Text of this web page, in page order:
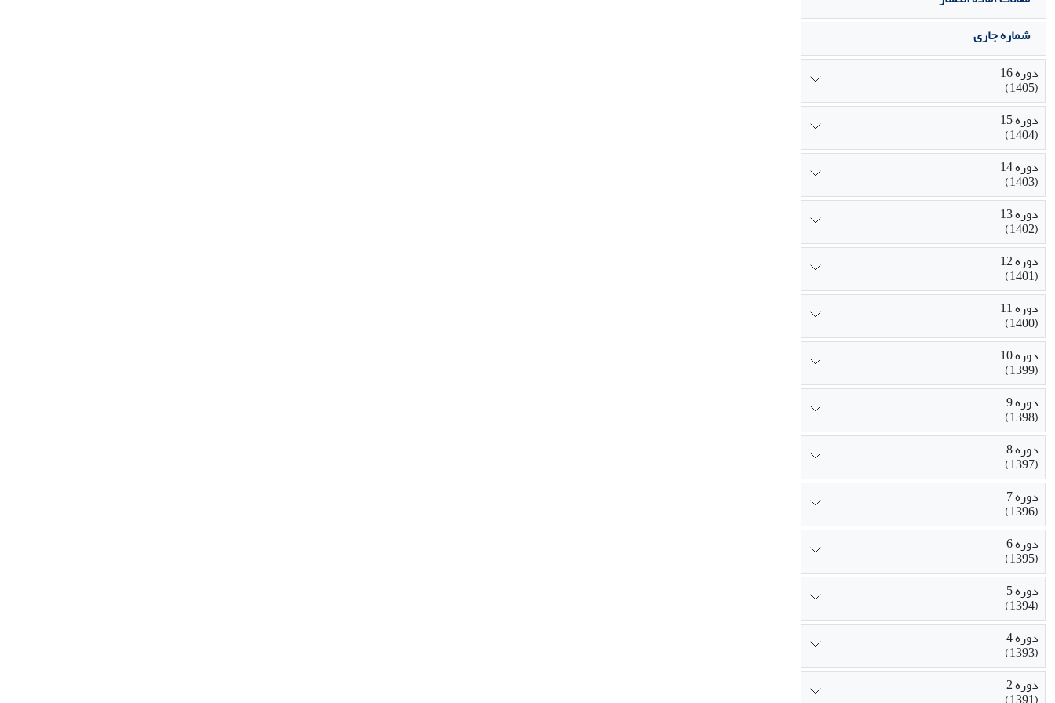
شماره جاری
دوره 16
(1405)
دوره 15
(1404)
دوره 14
(1403)
دوره 13
(1402)
دوره 12
(1401)
دوره 11
(1400)
دوره 10
(1399)
دوره 9
(1398)
دوره 8
(1397)
دوره 7
(1396)
دوره 6
(1395)
دوره 5
(1394)
دوره 4
(1393)
دوره 2